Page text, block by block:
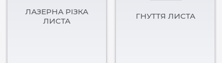
ЛАЗЕРНА РІЗКА
ЛИСТА
ГНУТТЯ ЛИСТА